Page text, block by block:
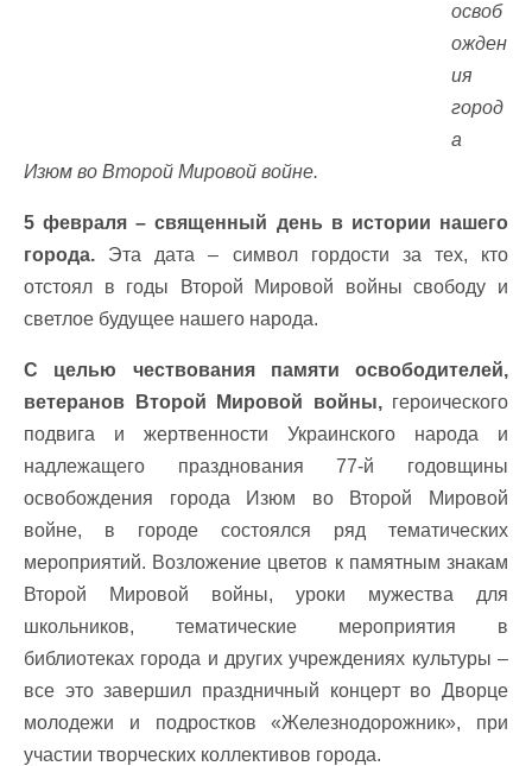
освоб
ожден
ия
город
а
Изюм во Второй Мировой войне.
5 февраля – священный день в истории нашего
города. Эта дата – символ гордости за тех, кто
отстоял в годы Второй Мировой войны свободу и
светлое будущее нашего народа.
С целью чествования памяти освободителей,
ветеранов Второй Мировой войны,героического
подвига и жертвенности Украинского народа и
надлежащего празднования 77-й годовщины
освобождения города Изюм во Второй Мировой
войне, в городе состоялся ряд тематических
мероприятий. Возложение цветов к памятным знакам
Второй Мировой войны, уроки мужества для
школьников, тематические мероприятия в
библиотеках города и других учреждениях культуры –
все это завершил праздничный концерт во Дворце
молодежи и подростков «Железнодорожник», при
участии творческих коллективов города.